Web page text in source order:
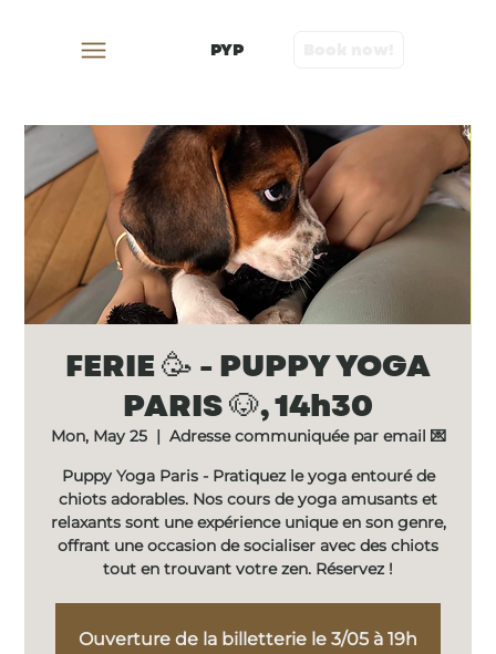
PYP
FERIE 🥳 - PUPPY YOGA
PARIS 🐶, 14h30
Mon, May 25
  |
Adresse communiquée par email 💌
Puppy Yoga Paris - Pratiquez le yoga entouré de
chiots adorables. Nos cours de yoga amusants et
relaxants sont une expérience unique en son genre,
offrant une occasion de socialiser avec des chiots
tout en trouvant votre zen. Réservez !
Ouverture de la billetterie le 3/05 à 19h